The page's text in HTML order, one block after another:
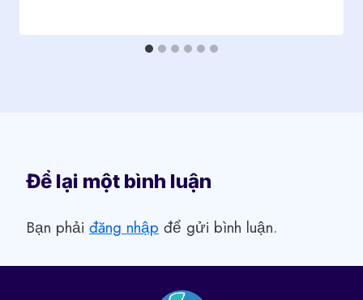
Để lại một bình luận
Bạn phải đăng nhập để gửi bình luận.